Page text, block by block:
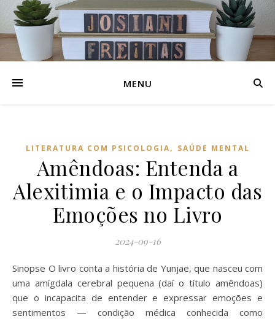
MENU
LITERATURA COM PSICOLOGIA, SAÚDE MENTAL
Amêndoas: Entenda a
Alexitimia e o Impacto das
Emoções no Livro
2024-09-16
Sinopse O livro conta a história de Yunjae, que nasceu com
uma amígdala cerebral pequena (daí o título amêndoas)
que o incapacita de entender e expressar emoções e
sentimentos — condição médica conhecida como